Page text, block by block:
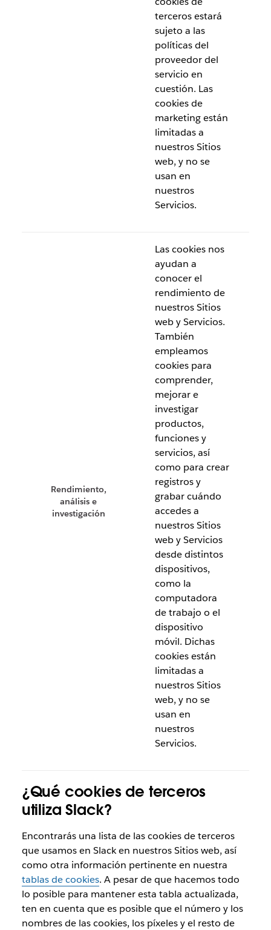
terceros estará
sujeto a las
políticas del
proveedor del
servicio en
cuestión. Las
cookies de
marketing están
limitadas a
nuestros Sitios
web, y no se
usan en
nuestros
Servicios.
Rendimiento,
análisis e
investigación
Las cookies nos
ayudan a
conocer el
rendimiento de
nuestros Sitios
web y Servicios.
También
empleamos
cookies para
comprender,
mejorar e
investigar
productos,
funciones y
servicios, así
como para crear
registros y
grabar cuándo
accedes a
nuestros Sitios
web y Servicios
desde distintos
dispositivos,
como la
computadora
de trabajo o el
dispositivo
móvil. Dichas
cookies están
limitadas a
nuestros Sitios
web, y no se
usan en
nuestros
Servicios.
¿Qué cookies de terceros
utiliza Slack?
Encontrarás una lista de las cookies de terceros
que usamos en Slack en nuestros Sitios web, así
como otra información pertinente en nuestra
tablas de cookies. A pesar de que hacemos todo
lo posible para mantener esta tabla actualizada,
ten en cuenta que es posible que el número y los
nombres de las cookies, los píxeles y el resto de